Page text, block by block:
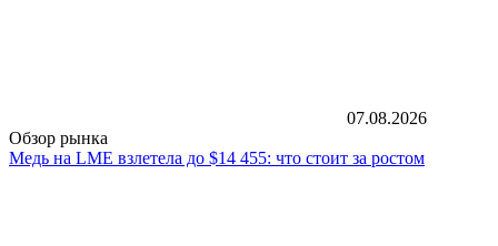
07.08.2026
Обзор рынка
Медь на LME взлетела до $14 455: что стоит за ростом